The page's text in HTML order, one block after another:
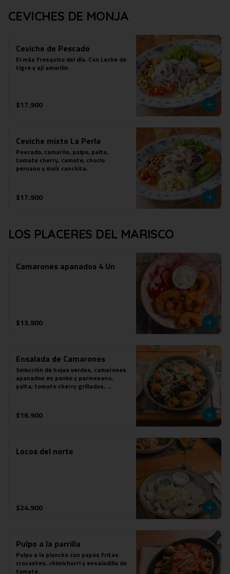
CEVICHES DE MONJA
Ceviche de Pescado
El más fresquito del día. Con Leche de
tigre y ají amarillo
$17.900
Ceviche mixto La Perla
Pescado, camarón, pulpo, palta,
tomate cherry, camote, choclo
peruano y maíz canchita.
$17.900
LOS PLACERES DEL MARISCO
Camarones apanados 4 Un
$13.900
Ensalada de Camarones
Selección de hojas verdes, camarones
apanados en panko y parmesano,
palta, tomate cherry grillados,
$16.900
Locos del norte
$24.900
Pulpo a la parrilla
Pulpo a la plancha con papas fritas
crocantes, chimichurri y ensaladilla de
tomate.